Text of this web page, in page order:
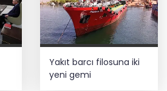
Yakıt barcı filosuna iki
yeni gemi